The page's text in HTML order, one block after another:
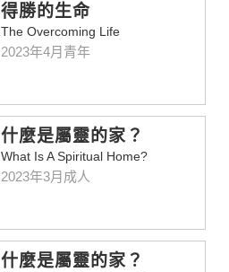
得勝的生命
The Overcoming Life
2023年4月青年
什麼是屬靈的家？
What Is A Spiritual Home?
2023年3月成人
什麼是屬靈的家？